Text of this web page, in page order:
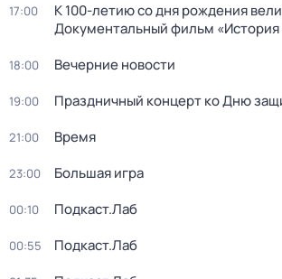
17:00
К 100-летию со дня рождения
Документальный фильм
18:00 Вечерние новости
19:00 Праздничный концерт ко Дню
21:00 Время
23:00 Большая игра
00:10 Подкаст.Лаб
00:55 Подкаст.Лаб